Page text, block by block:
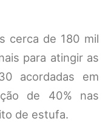
cerca de 180 mil
para atingir as
acordadas em
de 40% nas
de estufa.